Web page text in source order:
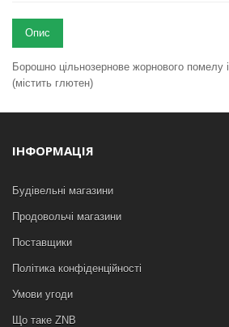
Опис
Борошно цільнозернове жорнового помелу
(містить глютен)
ІНФОРМАЦІЯ
Будівельні магазини
Продовольчі магазини
Поставщики
Політика конфіденційності
Умови угоди
Що таке ZNB